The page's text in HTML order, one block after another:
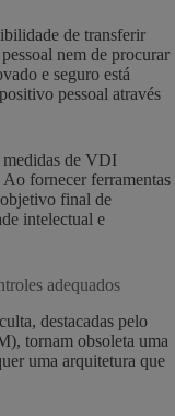
de transferir
nem de procurar
e seguro está
pessoal através
medidas de VDI
Ao fornecer ferramentas
objetivo final de
intelectual e
adequados
destacadas pelo
tornam obsoleta uma
uma arquitetura que